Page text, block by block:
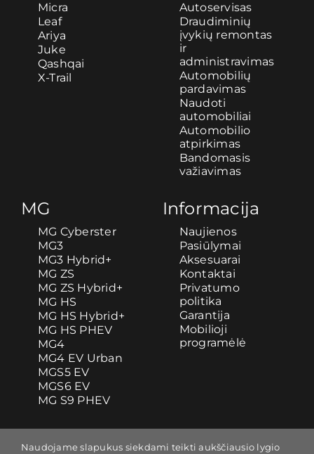
Micra
Leaf
Ariya
Juke
Qashqai
X-Trail
MG
MG Cyberster
MG3
MG3 Hybrid+
MG ZS
MG ZS Hybrid+
MG HS
MG HS Hybrid+
MG HS PHEV
MG4
MG4 EV Urban
MGS5 EV
MGS6 EV
MG S9 PHEV
Autoservisas
Draudiminių
įvykių remontas
ir
administravimas
Automobilių
pardavimas
Naudoti
automobiliai
Automobilio
atpirkimas
Bandomasis
važiavimas
Informacija
Naujienos
Pasiūlymai
Aksesuarai
Kontaktai
Privatumo
politika
Garantija
Mobilioji
programėlė
Naudojame slapukus siekdami teikti aukščiausio lygio